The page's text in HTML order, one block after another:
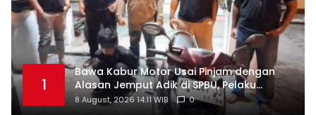
1
Bawa Kabur Motor Usai Pinjam dengan
Alasan Jemput Adik di SPBU, Pelaku
Ditangkap Saat COD
8 August, 2026 14:11 WIB 0